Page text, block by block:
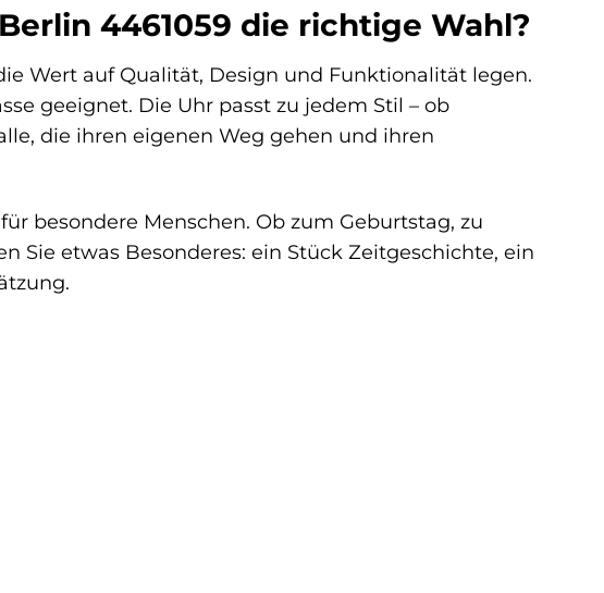
4461059 die richtige Wahl?
Wert auf Qualität, Design und Funktionalität legen.
geeignet. Die Uhr passt zu jedem Stil – ob
die ihren eigenen Weg gehen und ihren
besondere Menschen. Ob zum Geburtstag, zu
Sie etwas Besonderes: ein Stück Zeitgeschichte, ein